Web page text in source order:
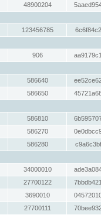
48900204
123456785
906
586640
586650
586810
586270
586280
34000010
27700122
3690010
27700111